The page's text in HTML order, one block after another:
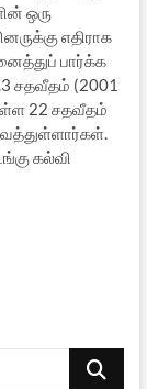
ஒரு
எதிராக
பார்க்க
சதவீதம் (2001
22 சதவீதம்
கல்வி
Search